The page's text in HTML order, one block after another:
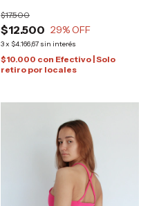
$12.500
$17.500
29% OFF
3x $4.166,67 sin interés
$10.000 con Efectivo | Solo
retiro por locales